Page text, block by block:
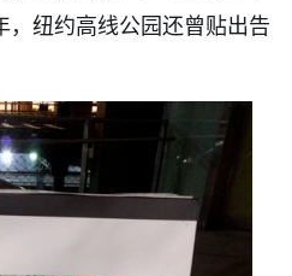
纽约高线公园还曾贴出告